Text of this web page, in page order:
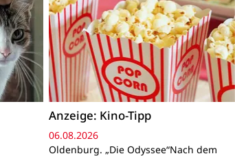
Anzeige: Kino-Tipp
06.08.2026
Oldenburg. „Die Odyssee“Nach dem